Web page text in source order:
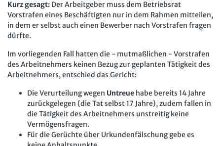
Kurz gesagt: Der Arbeitgeber muss dem Betriebsrat
Vorstrafen eines Beschäftigten nur in dem Rahmen mitteilen,
in dem er selbst auch einen Bewerber nach Vorstrafen fragen
dürfte.
Im vorliegenden Fall hatten die - mutmaßlichen - Vorstrafen
des Arbeitnehmers keinen Bezug zur geplanten Tätigkeit des
Arbeitnehmers, entschied das Gericht:
Die Verurteilung wegen Untreue habe bereits 14 Jahre
zurückgelegen (die Tat selbst 17 Jahre), zudem fallen in
die Tätigkeit des Arbeitnehmers unstreitig keine
Vermögensfragen.
Für die Gerüchte über Urkundenfälschung gebe es